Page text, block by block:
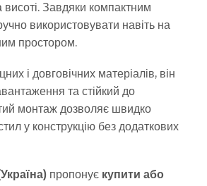
висоті. Завдяки компактним
використовувати навіть на
простором.
і довговічних матеріалів, він
та стійкий до
монтаж дозволяє швидко
у конструкцію без додаткових
пропонує купити або